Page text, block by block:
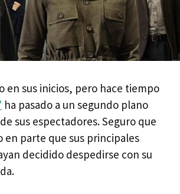
en sus inicios, pero hace tiempo
ha pasado a un segundo plano
sus espectadores. Seguro que
en parte que sus principales
decidido despedirse con su